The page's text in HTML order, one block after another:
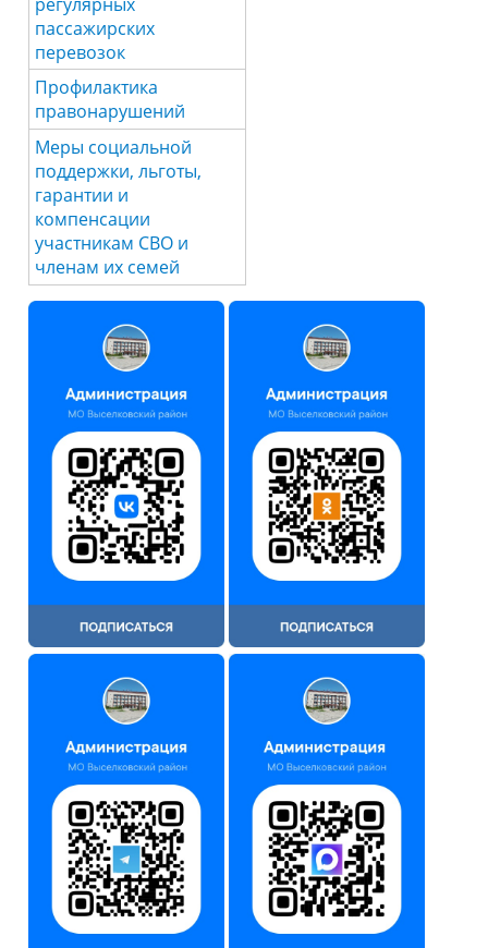
пассажирских
перевозок
Профилактика
правонарушений
Меры социальной
поддержки, льготы,
гарантии и
компенсации
участникам СВО и
членам их семей